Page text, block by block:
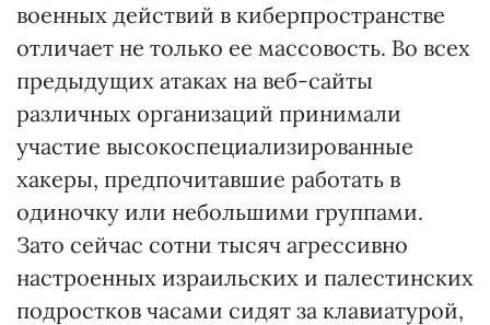
военных действий в киберпространстве
отличает не только ее массовость. Во всех
предыдущих атаках на веб-сайты
различных организаций принимали
участие высокоспециализированные
хакеры, предпочитавшие работать в
одиночку или небольшими группами.
Зато сейчас сотни тысяч агрессивно
настроенных израильских и палестинских
подростков часами сидят за клавиатурой,